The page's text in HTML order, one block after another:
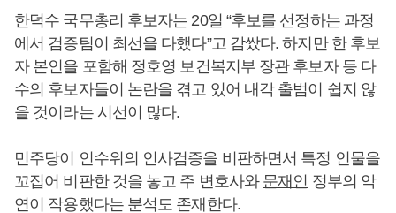
한덕수 국무총리 후보자는 20일 “후보를 선정하는 과정
에서 검증팀이 최선을 다했다”고 감쌌다. 하지만 한 후보
자 본인을 포함해 정호영 보건복지부 장관 후보자 등 다
수의 후보자들이 논란을 겪고 있어 내각 출범이 쉽지 않
을 것이라는 시선이 많다.
민주당이 인수위의 인사검증을 비판하면서 특정 인물을
꼬집어 비판한 것을 놓고 주 변호사와 문재인 정부의 악
연이 작용했다는 분석도 존재한다.